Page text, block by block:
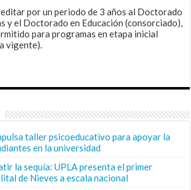
por un periodo de 3 años al Doctorado
y el Doctorado en Educación (consorciado),
para programas en etapa inicial
vigente).
taller psicoeducativo para apoyar la
en la universidad
la sequía: UPLA presenta el primer
de Nieves a escala nacional